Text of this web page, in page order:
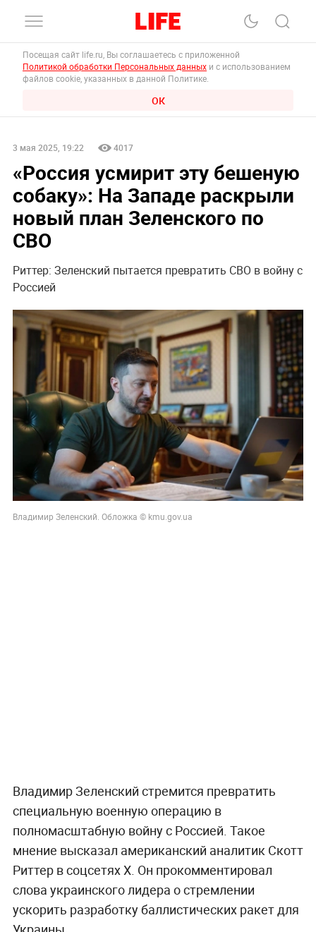
Посещая сайт life.ru, Вы соглашаетесь с приложенной
Политикой обработки Персональных данных и с использованием
файлов cookie, указанных в данной Политике.
ОК
3 мая 2025, 19:22 4017
«Россия усмирит эту бешеную
собаку»: На Западе раскрыли
новый план Зеленского по
СВО
Риттер: Зеленский пытается превратить СВО в войну с
Россией
Владимир Зеленский. Обложка © kmu.gov.ua
Владимир Зеленский стремится превратить
специальную военную операцию в
полномасштабную войну с Россией. Такое
мнение высказал американский аналитик Скотт
Риттер в соцсетях X. Он прокомментировал
слова украинского лидера о стремлении
ускорить разработку баллистических ракет для